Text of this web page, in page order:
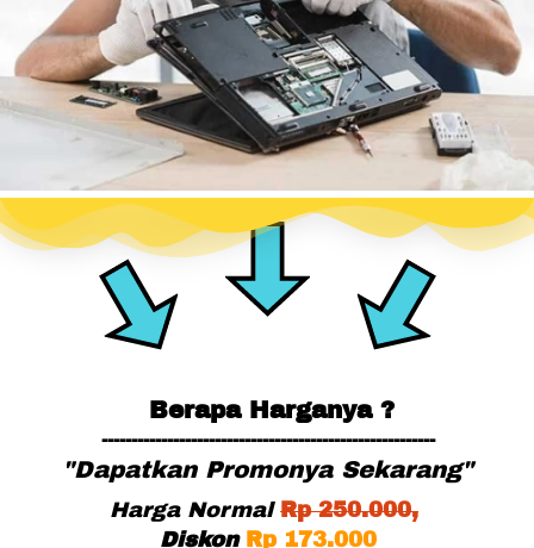
Berapa Harganya ?
--------------------------------------------------------
"Dapatkan Promonya Sekarang"
Harga Normal Rp 250.000,
Diskon
Rp 173.000